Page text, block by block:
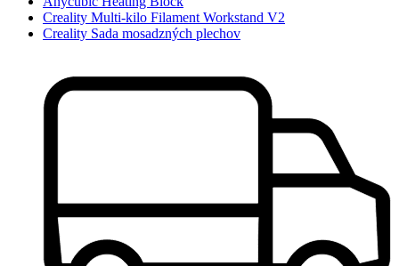
Creality Multi-kilo Filament Workstand V2
Creality Sada mosadzných plechov